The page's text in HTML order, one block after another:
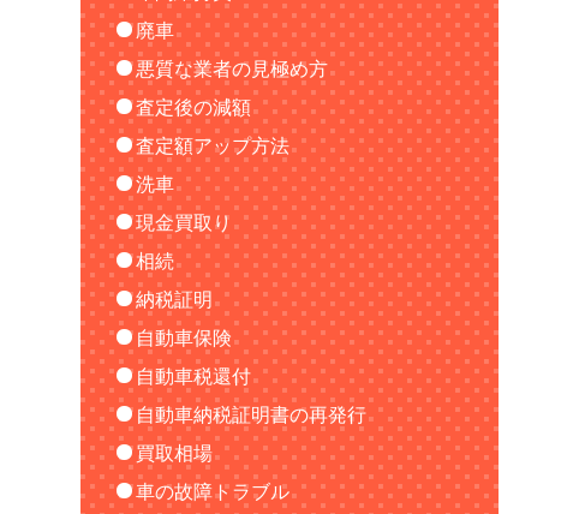
廃車
悪質な業者の見極め方
査定後の減額
査定額アップ方法
洗車
現金買取り
相続
納税証明
自動車保険
自動車税還付
自動車納税証明書の再発行
買取相場
車の故障トラブル